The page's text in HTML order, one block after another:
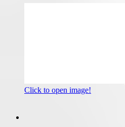
Click to open image!